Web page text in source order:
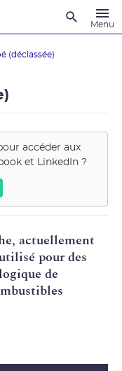
Menu
(déclassée)
accéder aux
et LinkedIn ?
actuellement
pour des
de